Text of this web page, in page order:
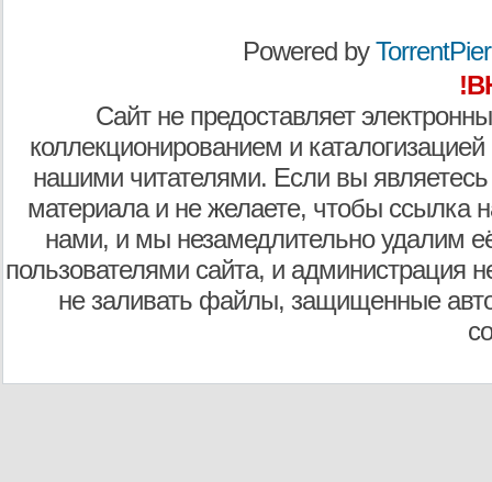
Powered by
Сайт не предоставляет
коллекционированием и
нашими читателями. Если вы являетесь
материала и не желаете, чтобы ссылка
нами, и мы незамедлительно удалим
пользователями сайта, и администрация
не заливать файлы, защищенные